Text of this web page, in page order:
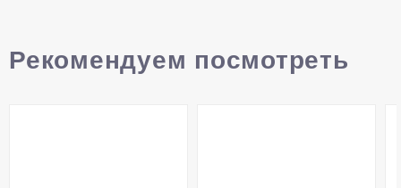
Рекомендуем посмотреть